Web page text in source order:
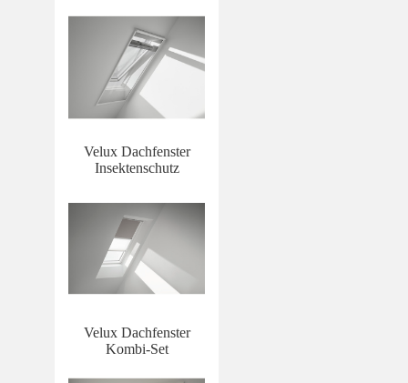
Velux Dachfenster
Insektenschutz
Velux Dachfenster
Kombi-Set